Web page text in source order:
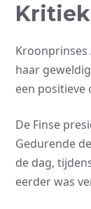
Kroonprinses
haar
een positieve
De Finse
Gedurende
de dag,
eerder was